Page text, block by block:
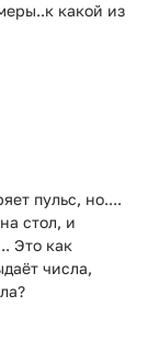
какой из
пульс, но....
стол, и
Это как
числа,